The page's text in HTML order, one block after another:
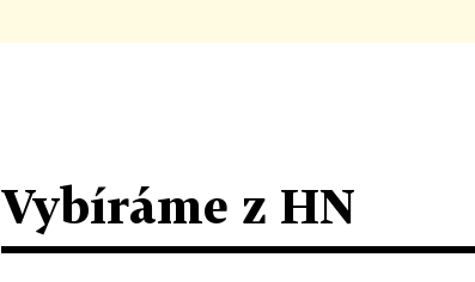
Vybíráme z HN